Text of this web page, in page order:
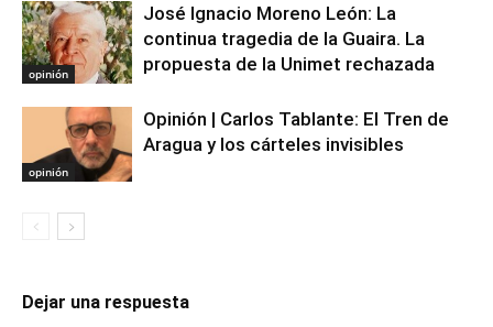
opinión
José Ignacio Moreno León: La
continua tragedia de la Guaira. La
propuesta de la Unimet rechazada
opinión
Opinión | Carlos Tablante: El Tren de
Aragua y los cárteles invisibles
Dejar una respuesta